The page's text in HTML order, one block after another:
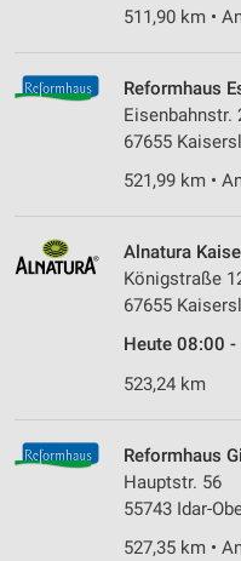
511,90 km •
Reformhaus
Eisenbahnstr.
67655
521,99 km •
Alnatura
Königstraße
67655
Heute 08:00 -
523,24 km
Reformhaus
Hauptstr. 56
55743 Idar-
527,35 km •